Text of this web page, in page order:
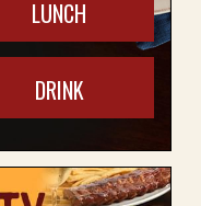
LUNCH
DRINK